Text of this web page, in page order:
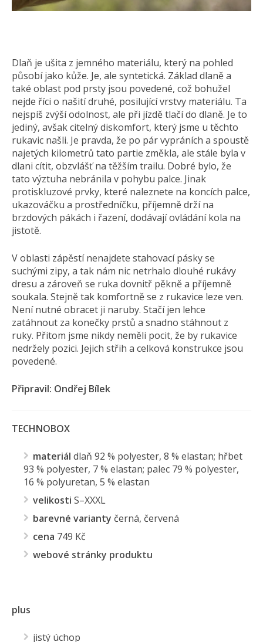
Dlaň je ušita z jemného materiálu, který na pohled
působí jako kůže. Je, ale syntetická. Základ dlaně a
také oblast pod prsty jsou povedené, což bohužel
nejde říci o našití druhé, posilující vrstvy materiálu. Ta
nejspíš zvýší odolnost, ale při jízdě tlačí do dlaně. Je to
jediný, avšak citelný diskomfort, který jsme u těchto
rukavic našli. Je pravda, že po pár vypráních a spoustě
najetých kilometrů tato partie změkla, ale stále byla v
dlani cítit, obzvlášť na těžším trailu. Dobré bylo, že
tato výztuha nebránila v pohybu palce. Jinak
protiskluzové prvky, které naleznete na koncích palce,
ukazováčku a prostředníčku, příjemně drží na
brzdových pákách i řazení, dodávají ovládání kola na
jistotě.
V oblasti zápěstí nenajdete stahovací pásky se
suchými zipy, a tak nám nic netrhalo dlouhé rukávy
dresu a zároveň se ruka dovnitř pěkně a příjemně
soukala. Stejně tak komfortně se z rukavice leze ven.
Není nutné obracet ji naruby. Stačí jen lehce
zatáhnout za konečky prstů a snadno stáhnout z
ruky. Přitom jsme nikdy neměli pocit, že by rukavice
nedržely pozici. Jejich střih a celková konstrukce jsou
povedené.
Připravil: Ondřej Bílek
TECHNOBOX
materiál dlaň 92 % polyester, 8 % elastan; hřbet
93 % polyester, 7 % elastan; palec 79 % polyester,
16 % polyuretan, 5 % elastan
velikosti S–XXXL
barevné varianty černá, červená
cena 749 Kč
webové stránky produktu
plus
jistý úchop